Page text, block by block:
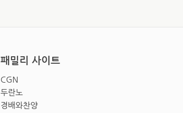
패밀리 사이트
CGN
두란노
경배와찬양